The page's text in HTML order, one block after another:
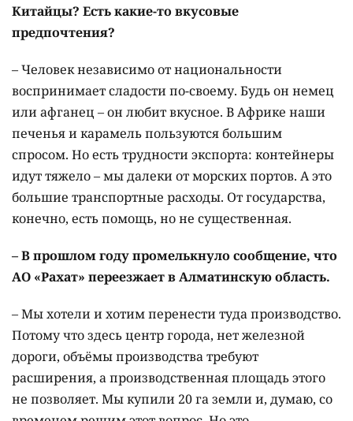
Китайцы? Есть какие-то вкусовые
предпочтения?
– Человек независимо от национальности
воспринимает сладости по-своему. Будь он немец
или афганец – он любит вкусное. В Африке наши
печенья и карамель пользуются большим
спросом. Но есть трудности экспорта: контейнеры
идут тяжело – мы далеки от морских портов. А это
большие транспортные расходы. От государства,
конечно, есть помощь, но не существенная.
– В прошлом году промелькнуло сообщение, что
АО «Рахат» переезжает в Алматинскую область.
– Мы хотели и хотим перенести туда производство.
Потому что здесь центр города, нет железной
дороги, объёмы производства требуют
расширения, а производственная площадь этого
не позволяет. Мы купили 20 га земли и, думаю, со